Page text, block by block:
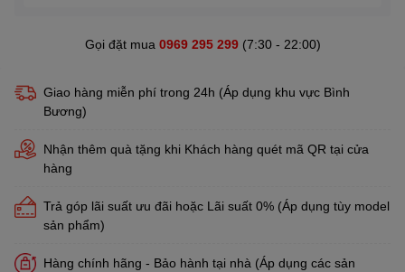
Gọi đặt mua 0969 295 299(7:30 - 22:00)
Giao hàng miễn phí trong 24h (Áp dụng khu vực Bình
Bương)
Nhận thêm quà tặng khi Khách hàng quét mã QR tại cửa
hàng
Trả góp lãi suất ưu đãi hoặc Lãi suất 0% (Áp dụng tùy model
sản phẩm)
Hàng chính hãng - Bảo hành tại nhà (Áp dụng các sản